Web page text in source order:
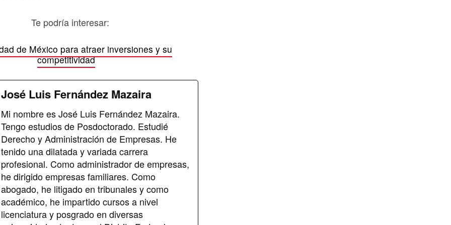
Te podría interesar:
de México para atraer inversiones y su
competitividad
José Luis Fernández Mazaira
Mi nombre es José Luis Fernández Mazaira.
Tengo estudios de Posdoctorado. Estudié
Derecho y Administración de Empresas. He
tenido una dilatada y variada carrera
profesional. Como administrador de empresas,
he dirigido empresas familiares. Como
abogado, he litigado en tribunales y como
académico, he impartido cursos a nivel
licenciatura y posgrado en diversas